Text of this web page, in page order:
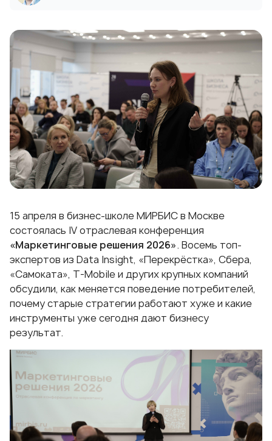
15 апреля в бизнес-школе МИРБИС в Москве
состоялась IV отраслевая конференция
«Маркетинговые решения 2026». Восемь топ-
экспертов из Data Insight, «Перекрёстка», Сбера,
«Самоката», T-Mobile и других крупных компаний
обсудили, как меняется поведение потребителей,
почему старые стратегии работают хуже и какие
инструменты уже сегодня дают бизнесу
результат.